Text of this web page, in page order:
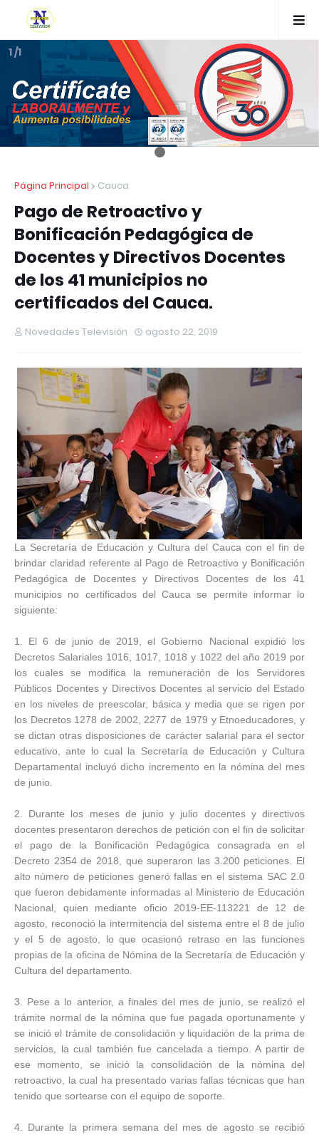
1 /1
Página Principal Cauca
Pago de Retroactivo y
Bonificación Pedagógica de
Docentes y Directivos Docentes
de los 41 municipios no
certificados del Cauca.
Novedades Televisión agosto 22, 2019
La Secretaría de Educación y Cultura del Cauca con el fin de
brindar claridad referente al Pago de Retroactivo y Bonificación
Pedagógica de Docentes y Directivos Docentes de los 41
municipios no certificados del Cauca se permite informar lo
siguiente:
1. El 6 de junio de 2019, el Gobierno Nacional expidió los
Decretos Salariales 1016, 1017, 1018 y 1022 del año 2019 por
los cuales se modifica la remuneración de los Servidores
Públicos Docentes y Directivos Docentes al servicio del Estado
en los niveles de preescolar, básica y media que se rigen por
los Decretos 1278 de 2002, 2277 de 1979 y Etnoeducadores, y
se dictan otras disposiciones de carácter salarial para el sector
educativo, ante lo cual la Secretaría de Educación y Cultura
Departamental incluyó dicho incremento en la nómina del mes
de junio.
2. Durante los meses de junio y julio docentes y directivos
docentes presentaron derechos de petición con el fin de solicitar
el pago de la Bonificación Pedagógica consagrada en el
Decreto 2354 de 2018, que superaron las 3.200 peticiones. El
alto número de peticiones generó fallas en el sistema SAC 2.0
que fueron debidamente informadas al Ministerio de Educación
Nacional, quien mediante oficio 2019-EE-113221 de 12 de
agosto, reconoció la intermitencia del sistema entre el 8 de julio
y el 5 de agosto, lo que ocasionó retraso en las funciones
propias de la oficina de Nómina de la Secretaría de Educación y
Cultura del departamento.
3. Pese a lo anterior, a finales del mes de junio, se realizó el
trámite normal de la nómina que fue pagada oportunamente y
se inició el trámite de consolidación y liquidación de la prima de
servicios, la cual también fue cancelada a tiempo. A partir de
ese momento, se inició la consolidación de la nómina del
retroactivo, la cual ha presentado varias fallas técnicas que han
tenido que sortearse con el equipo de soporte.
4. Durante la primera semana del mes de agosto se recibió